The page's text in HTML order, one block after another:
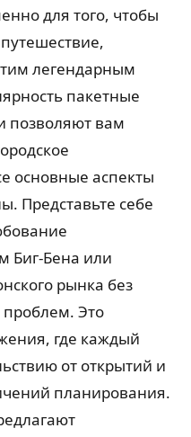
для того, чтобы
легендарным
пакетные
позволяют вам
основные аспекты
Представьте себе
Биг-Бена или
рынка без
Это
где каждый
от открытий и
планирования.